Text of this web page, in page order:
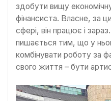
здобути вищу
фінансиста. Власне, за
сфері, він працює і
пишається тим, що у
комбінувати роботу за
свого життя – бути